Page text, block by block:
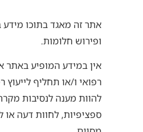
אתר זה מאגד בתוכו מידע
ופירוש חלומות.
אין במידע המופיע באתר
רפואי ו/או תחליף לייעוץ
להוות מענה לנסיבות
ספציפיות, לחוות דעה